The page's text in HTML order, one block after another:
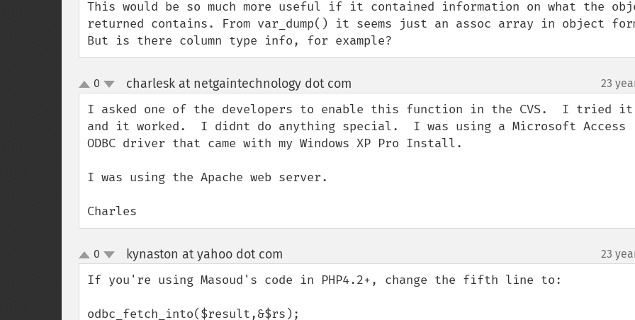
This would be so much more useful if it contained information on what the
returned contains. From var_dump() it seems just an assoc array in object
But is there column type info, for example?
up
down
0 charlesk at netgaintechnology dot com 23
I asked one of the developers to enable this function in the CVS.  I tried it
and it worked.  I didnt do anything special.  I was using a Microsoft Access
ODBC driver that came with my Windows XP Pro Install.
I was using the Apache web server.
Charles
up
down
0 kynaston at yahoo dot com 23
If you're using Masoud's code in PHP4.2+, change the fifth line to:
odbc_fetch_into($result,&$rs);